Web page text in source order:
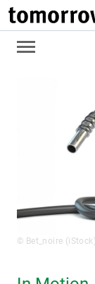
© Bet_noire (iStock)